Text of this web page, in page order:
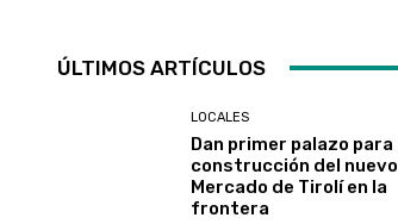
ÚLTIMOS ARTÍCULOS
LOCALES
Dan primer palazo para
construcción del nuevo
Mercado de Tirolí en la
frontera